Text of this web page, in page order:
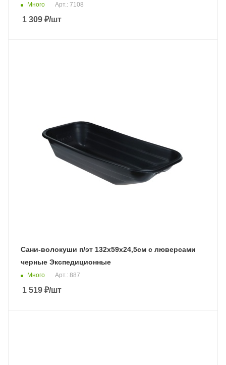
Много Арт.: 7108
1 309 ₽/шт
Сани-волокуши п/эт 132х59х24,5см с люверсами
черные Экспедиционные
Много Арт.: 887
1 519 ₽/шт